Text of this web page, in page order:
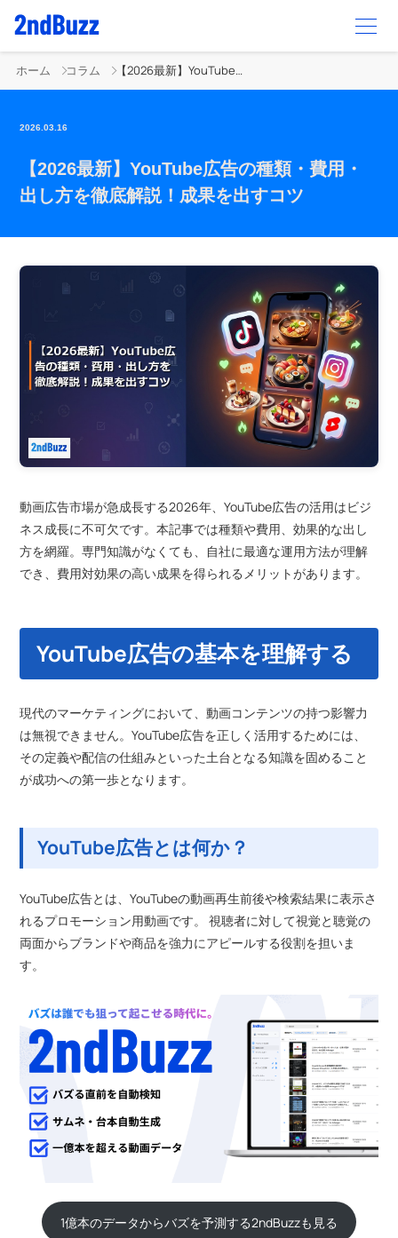
ホーム コラム 【2026最新】YouTube広告の種類・費用・出し方を徹底解説！成果を出すコツ
2026.03.16
【2026最新】YouTube広告の種類・費用・
出し方を徹底解説！成果を出すコツ
動画広告市場が急成長する2026年、YouTube広告の活用はビジ
ネス成長に不可欠です。本記事では種類や費用、効果的な出し
方を網羅。専門知識がなくても、自社に最適な運用方法が理解
でき、費用対効果の高い成果を得られるメリットがあります。
YouTube広告の基本を理解する
現代のマーケティングにおいて、動画コンテンツの持つ影響力
は無視できません。YouTube広告を正しく活用するためには、
その定義や配信の仕組みといった土台となる知識を固めること
が成功への第一歩となります。
YouTube広告とは何か？
YouTube広告とは、YouTubeの動画再生前後や検索結果に表示さ
れるプロモーション用動画です。 視聴者に対して視覚と聴覚の
両面からブランドや商品を強力にアピールする役割を担いま
す。
1億本のデータからバズを予測する2ndBuzzも見る